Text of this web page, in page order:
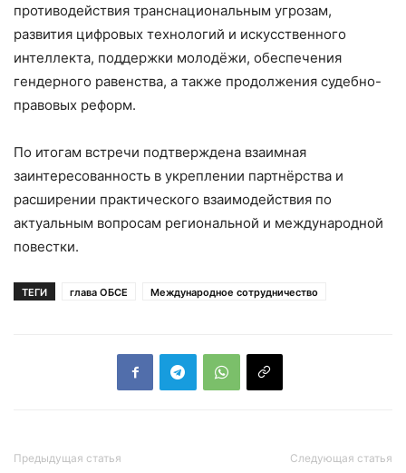
противодействия транснациональным угрозам,
развития цифровых технологий и искусственного
интеллекта, поддержки молодёжи, обеспечения
гендерного равенства, а также продолжения судебно-
правовых реформ.
По итогам встречи подтверждена взаимная
заинтересованность в укреплении партнёрства и
расширении практического взаимодействия по
актуальным вопросам региональной и международной
повестки.
ТЕГИ глава ОБСЕ Международное сотрудничество
Предыдущая статья Следующая статья